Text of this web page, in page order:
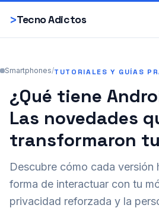
>Tecno Adictos
Smartphones
Smartphones/TUTORIALES Y GUÍAS
¿Qué tiene
Las novedades
transformaron
Descubre cómo cada versión
forma de interactuar con tu
privacidad reforzada y la